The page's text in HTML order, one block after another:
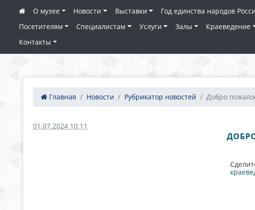
О музее Новости Выставки Год единства народов
Посетителям
Специалистам Услуги Залы Краеведение
Контакты
Главная Новости Рубрикатор новостей Добро
01.07.2024 10:11